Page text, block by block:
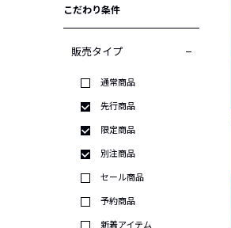
こだわり条件
販売タイプ
通常商品
先行商品
限定商品
別注商品
セール商品
予約商品
新着アイテム